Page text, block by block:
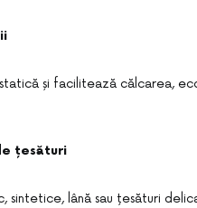
și facilitează călcarea,
țesături
sintetice, lână sau țesături